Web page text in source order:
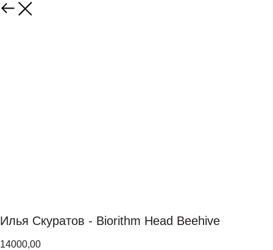
Илья Скуратов - Biorithm Head Beehive
14000,00